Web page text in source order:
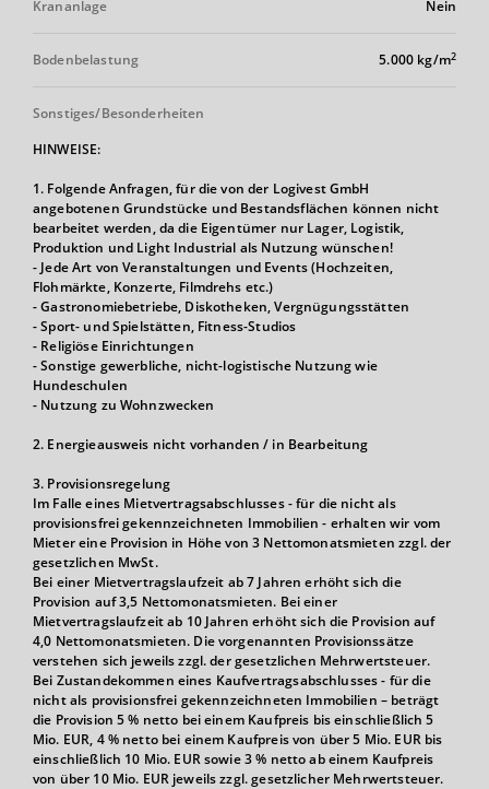
Krananlage Nein
Bodenbelastung 5.000 kg/m2
Sonstiges/Besonderheiten
HINWEISE:
1. Folgende Anfragen, für die von der Logivest GmbH
angebotenen Grundstücke und Bestandsflächen können nicht
bearbeitet werden, da die Eigentümer nur Lager, Logistik,
Produktion und Light Industrial als Nutzung wünschen!
- Jede Art von Veranstaltungen und Events (Hochzeiten,
Flohmärkte, Konzerte, Filmdrehs etc.)
- Gastronomiebetriebe, Diskotheken, Vergnügungsstätten
- Sport- und Spielstätten, Fitness-Studios
- Religiöse Einrichtungen
- Sonstige gewerbliche, nicht-logistische Nutzung wie
Hundeschulen
- Nutzung zu Wohnzwecken
2. Energieausweis nicht vorhanden / in Bearbeitung
3. Provisionsregelung
Im Falle eines Mietvertragsabschlusses - für die nicht als
provisionsfrei gekennzeichneten Immobilien - erhalten wir vom
Mieter eine Provision in Höhe von 3 Nettomonatsmieten zzgl. der
gesetzlichen MwSt.
Bei einer Mietvertragslaufzeit ab 7 Jahren erhöht sich die
Provision auf 3,5 Nettomonatsmieten. Bei einer
Mietvertragslaufzeit ab 10 Jahren erhöht sich die Provision auf
4,0 Nettomonatsmieten. Die vorgenannten Provisionssätze
verstehen sich jeweils zzgl. der gesetzlichen Mehrwertsteuer.
Bei Zustandekommen eines Kaufvertragsabschlusses - für die
nicht als provisionsfrei gekennzeichneten Immobilien – beträgt
die Provision 5 % netto bei einem Kaufpreis bis einschließlich 5
Mio. EUR, 4 % netto bei einem Kaufpreis von über 5 Mio. EUR bis
einschließlich 10 Mio. EUR sowie 3 % netto ab einem Kaufpreis
von über 10 Mio. EUR jeweils zzgl. gesetzlicher Mehrwertsteuer.